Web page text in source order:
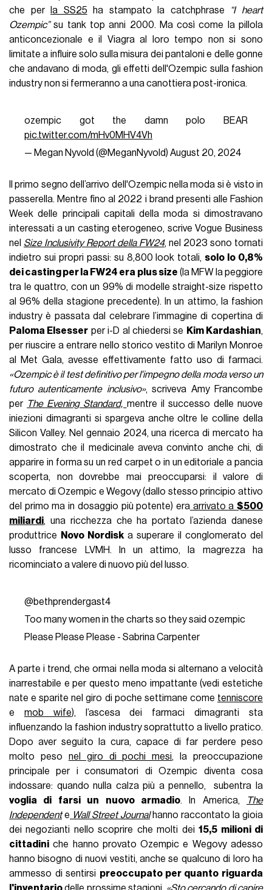
che per
la SS25 ha stampato la catchphrase “I heart
Ozempic”su tank top anni 2000. Ma così come la pillola
anticoncezionale e il Viagra al loro tempo non si sono
limitate a influire solo sulla misura dei pantaloni e delle gonne
che andavano di moda, gli effetti dell'Ozempic sulla fashion
industry non si fermeranno a una canottiera post-ironica.
ozempic got the damn polo BEAR
pic.twitter.com/mHv0MHV4Vh
— Megan Nyvold (@MeganNyvold) August 20, 2024
Il primo segno dell’arrivo dell'Ozempic nella moda si è visto in
passerella. Mentre fino al 2022 i brand presenti alle Fashion
Week delle principali capitali della moda si dimostravano
interessati a un casting eterogeneo, scrive Vogue Business
nel Size Inclusivity Report della FW24, nel 2023 sono tornati
indietro sui propri passi: su 8,800 look totali, solo lo 0,8%
dei casting per la FW24 era plus size (la MFW la peggiore
tra le quattro, con un 99% di modelle straight-size rispetto
al 96% della stagione precedente). In un attimo, la fashion
industry è passata dal celebrare l’immagine di copertina di
Paloma Elsesser per i-D al chiedersi se Kim Kardashian,
per riuscire a entrare nello storico vestito di Marilyn Monroe
al Met Gala, avesse effettivamente fatto uso di farmaci.
«Ozempic è il test definitivo per l'impegno della moda verso un
futuro autenticamente inclusivo», scriveva Amy Francombe
per The Evening Standard, mentre il successo delle nuove
iniezioni dimagranti si spargeva anche oltre le colline della
Silicon Valley. Nel gennaio 2024, una ricerca di mercato ha
dimostrato che il medicinale aveva convinto anche chi, di
apparire in forma su un red carpet o in un editoriale a pancia
scoperta, non dovrebbe mai preoccuparsi: il valore di
mercato di Ozempic e Wegovy (dallo stesso principio attivo
del primo ma in dosaggio più potente) eraarrivato a $500
miliardi, una ricchezza che ha portato l’azienda danese
produttrice
Novo Nordisk a superare il conglomerato del
lusso francese LVMH. In un attimo, la magrezza ha
ricominciato a valere di nuovo più del lusso.
@bethprendergast4
Too many women in the charts so they said ozempic
Please Please Please - Sabrina Carpenter
A parte i trend, che ormai nella moda si alternano a velocità
inarrestabile e per questo meno impattante (vedi estetiche
nate e sparite nel giro di poche settimane come tenniscore
e mob wife), l’ascesa dei farmaci dimagranti sta
influenzando la fashion industry soprattutto a livello pratico.
Dopo aver seguito la cura, capace di far perdere peso
molto peso nel giro di pochi mesi, la preoccupazione
principale per i consumatori di Ozempic diventa cosa
indossare: quando nulla calza più a pennello, subentra la
voglia di farsi un nuovo armadio. In America,
The
Independente Wall Street Journalhanno raccontato la gioia
dei negozianti nello scoprire che molti dei15,5 milioni di
cittadini che hanno provato Ozempic e Wegovy adesso
hanno bisogno di nuovi vestiti, anche se qualcuno di loro ha
ammesso di sentirsi preoccupato per quanto riguarda